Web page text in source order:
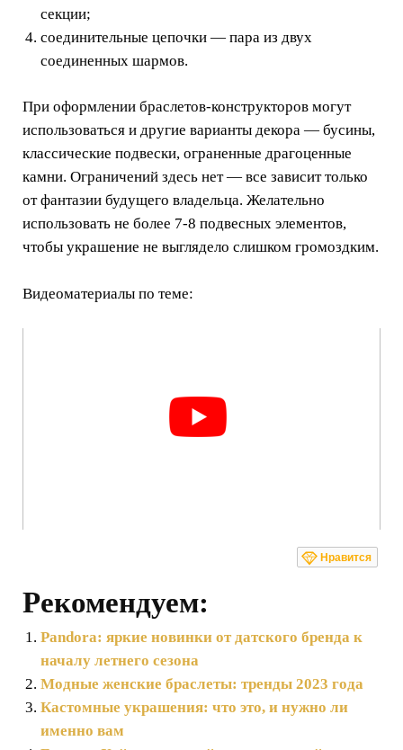
секции;
соединительные цепочки — пара из двух
соединенных шармов.
При оформлении браслетов-конструкторов могут
использоваться и другие варианты декора — бусины,
классические подвески, ограненные драгоценные
камни. Ограничений здесь нет — все зависит только
от фантазии будущего владельца. Желательно
использовать не более 7-8 подвесных элементов,
чтобы украшение не выглядело слишком громоздким.
Видеоматериалы по теме:
Нравится
Рекомендуем:
Pandora: яркие новинки от датского бренда к
началу летнего сезона
Модные женские браслеты: тренды 2023 года
Кастомные украшения: что это, и нужно ли
именно вам